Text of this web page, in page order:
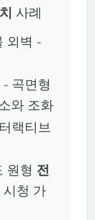
사례
외벽 -
곡면형
와 조화
랙티브
원형 전
청 가